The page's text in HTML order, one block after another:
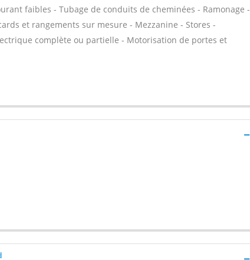
faibles - Tubage de conduits de cheminées - Ramonage -
et rangements sur mesure - Mezzanine - Stores -
complète ou partielle - Motorisation de portes et